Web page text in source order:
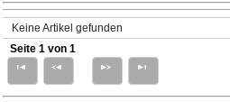
Keine Artikel gefunden
Seite 1 von 1